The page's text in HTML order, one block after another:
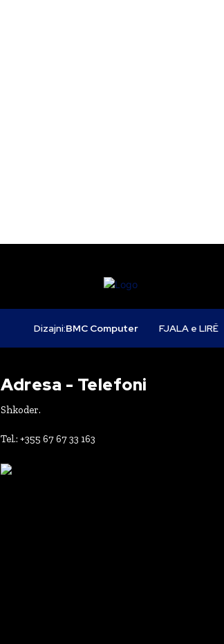
Dizajni:BMC Computer FJALA e LIRË
Adresa - Telefoni
Shkoder.
Tel.: +355 67 67 33 163